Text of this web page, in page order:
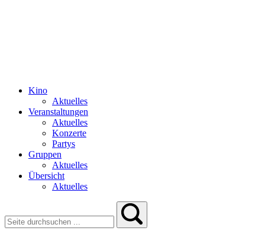
Kino
Aktuelles
Veranstaltungen
Aktuelles
Konzerte
Partys
Gruppen
Aktuelles
Übersicht
Aktuelles